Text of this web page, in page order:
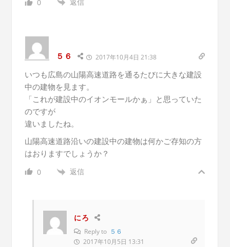
0
５６ 2017年10月4日 21:38
いつも広島の山陽高速道路を通るたびに大きな建設
中の建物を見ます。
「これが建設中のイオンモールかぁ」と思っていた
のですが
違いましたね。
山陽高速道路沿いの建設中の建物は何かご存知の方
はおりますでしょうか？
0 返信
にろ
Reply to ５６
2017年10月5日 13:31